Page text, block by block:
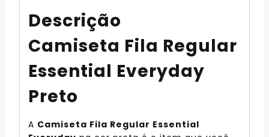
Descrição
Camiseta Fila Regular
Essential Everyday
Preto
A Camiseta Fila Regular Essential